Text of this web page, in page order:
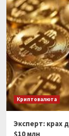
Криптовалюта
Эксперт: крах
$10 млн